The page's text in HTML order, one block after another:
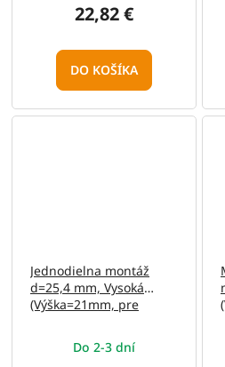
22,82 €
DO KOŠÍKA
Jednodielna montáž
d=25,4 mm, Vysoká
(Výška=21mm, pre
Do 2-3 dní